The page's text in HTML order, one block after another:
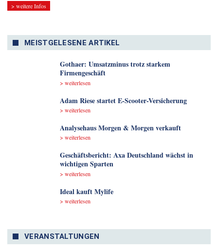
> weitere Infos
MEISTGELESENE ARTIKEL
Gothaer: Umsatzminus trotz starkem
Firmengeschäft
> weiterlesen
Adam Riese startet E-Scooter-Versicherung
> weiterlesen
Analyse­haus Morgen & Morgen verkauft
> weiterlesen
Geschäftsbericht: Axa Deutschland wächst in
wichtigen Sparten
> weiterlesen
Ideal kauft Mylife
> weiterlesen
VERANSTALTUNGEN